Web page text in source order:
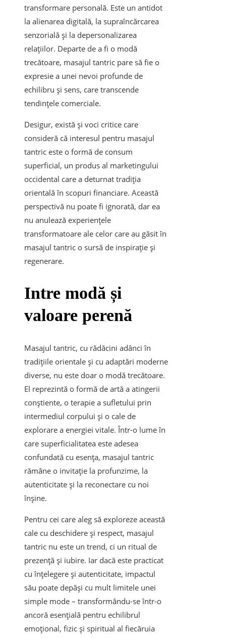
transformare personală. Este un antidot
la alienarea digitală, la supraîncărcarea
senzorială și la depersonalizarea
relațiilor. Departe de a fi o modă
trecătoare, masajul tantric pare să fie o
expresie a unei nevoi profunde de
echilibru și sens, care transcende
tendințele comerciale.
Desigur, există și voci critice care
consideră că interesul pentru masajul
tantric este o formă de consum
superficial, un produs al marketingului
occidental care a deturnat tradiția
orientală în scopuri financiare. Această
perspectivă nu poate fi ignorată, dar ea
nu anulează experiențele
transformatoare ale celor care au găsit în
masajul tantric o sursă de inspirație și
regenerare.
Intre modă și
valoare perenă
Masajul tantric, cu rădăcini adânci în
tradițiile orientale și cu adaptări moderne
diverse, nu este doar o modă trecătoare.
El reprezintă o formă de artă a atingerii
conștiente, o terapie a sufletului prin
intermediul corpului și o cale de
explorare a energiei vitale. Într-o lume în
care superficialitatea este adesea
confundată cu esența, masajul tantric
rămâne o invitație la profunzime, la
autenticitate și la reconectare cu noi
înșine.
Pentru cei care aleg să exploreze această
cale cu deschidere și respect, masajul
tantric nu este un trend, ci un ritual de
prezență și iubire. Iar dacă este practicat
cu înțelegere și autenticitate, impactul
său poate depăși cu mult limitele unei
simple mode – transformându-se într-o
ancoră esențială pentru echilibrul
emoțional, fizic și spiritual al fiecăruia